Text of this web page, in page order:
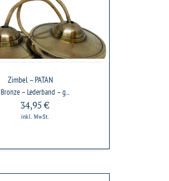
Zimbel – PATAN
Bronze – Lederband – g...
34,95 €
inkl. MwSt.